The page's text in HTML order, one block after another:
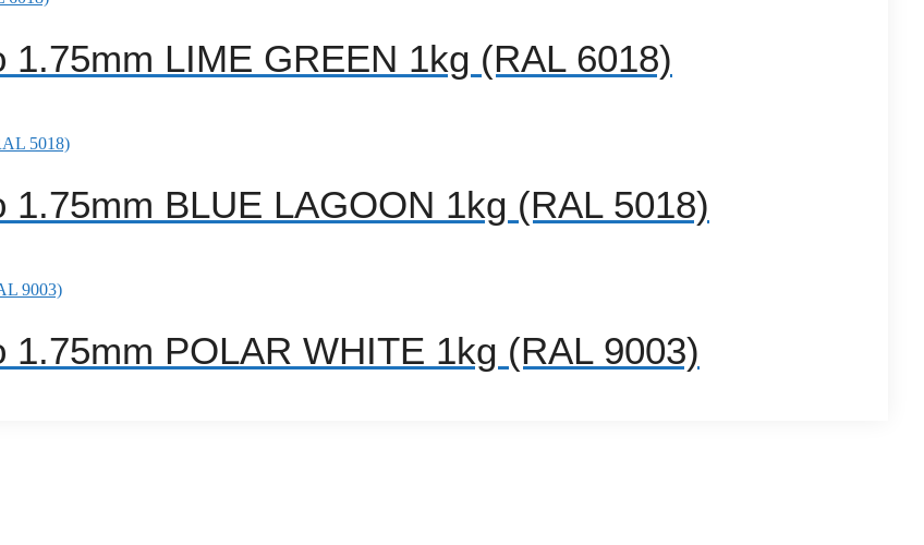
LIME GREEN 1kg (RAL 6018)
BLUE LAGOON 1kg (RAL 5018)
POLAR WHITE 1kg (RAL 9003)